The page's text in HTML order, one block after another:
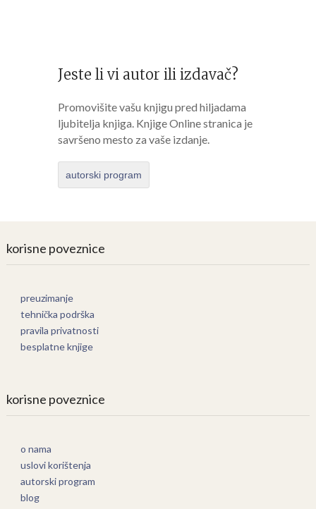
Jeste li vi autor ili izdavač?
Promovišite vašu knjigu pred hiljadama
ljubitelja knjiga. Knjige Online stranica je
savršeno mesto za vaše izdanje.
autorski program
korisne poveznice
preuzimanje
tehnička podrška
pravila privatnosti
besplatne knjige
korisne poveznice
o nama
uslovi korištenja
autorski program
blog